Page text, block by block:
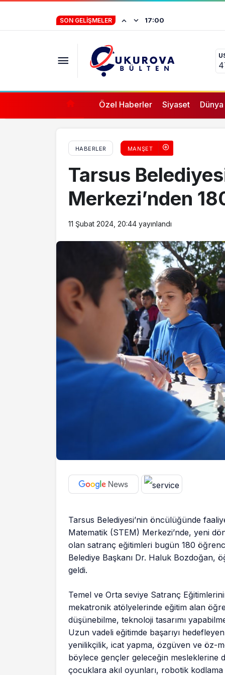
SON GELIŞMELER 17:00
ifade vermez”
Özel Haberler Siyaset Dünya
HABERLER MANŞET
Tarsus
Merkezi’nden
11 Şubat 2024, 20:44 yayınlandı
Tarsus Belediyesi’nin öncülüğünde
Matematik (STEM) Merkezi’nde, yeni
olan satranç eğitimleri bugün 180
Belediye Başkanı Dr. Haluk Bozdoğan,
geldi.
Temel ve Orta seviye Satranç
mekatronik atölyelerinde eğitim alan
düşünebilme, teknoloji tasarımı
Uzun vadeli eğitimde başarıyı
yenilikçilik, icat yapma, özgüven ve öz-
böylece gençler geleceğin mesleklerine
çocuklara akıl oyunları, robotik
“Lütfen Kızımla Evlenir Misiniz?” Oyunu